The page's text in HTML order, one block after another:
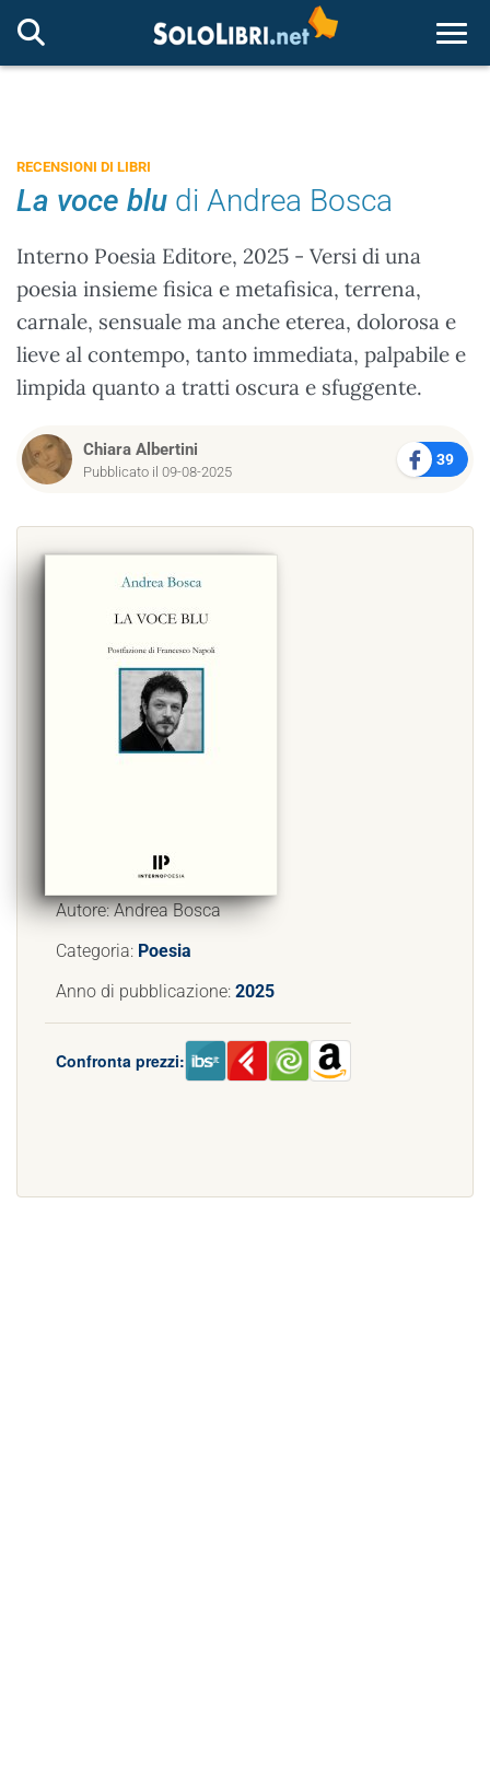
RECENSIONI DI LIBRI
La voce blu di Andrea Bosca
Interno Poesia Editore, 2025 - Versi di una
poesia insieme fisica e metafisica, terrena,
carnale, sensuale ma anche eterea, dolorosa e
lieve al contempo, tanto immediata, palpabile e
limpida quanto a tratti oscura e sfuggente.
Chiara Albertini
Pubblicato il 09-08-2025
39
Autore: Andrea Bosca
Categoria: Poesia
Anno di pubblicazione: 2025
Confronta prezzi: